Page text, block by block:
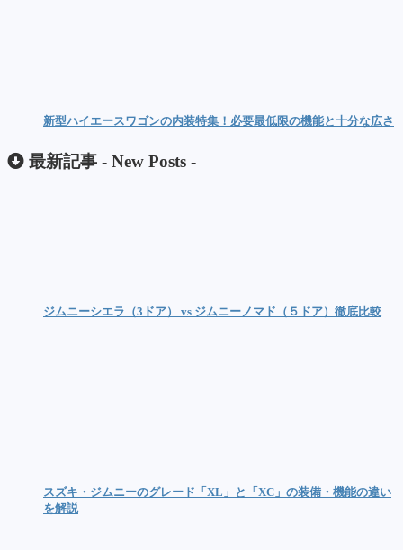
新型ハイエースワゴンの内装特集！必要最低限の機能と十分な広さ
最新記事 - New Posts -
ジムニーシエラ（3ドア） vs ジムニーノマド（５ドア）徹底比較
スズキ・ジムニーのグレード「XL」と「XC」の装備・機能の違い
を解説